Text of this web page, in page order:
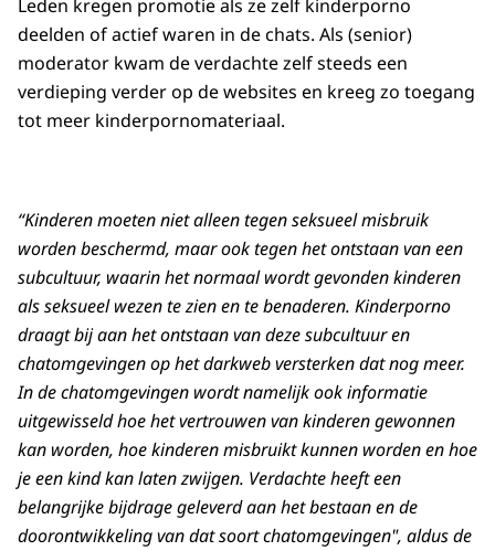
Leden kregen promotie als ze zelf kinderporno
deelden of actief waren in de chats. Als (senior)
moderator kwam de verdachte zelf steeds een
verdieping verder op de websites en kreeg zo toegang
tot meer kinderpornomateriaal.
“Kinderen moeten niet alleen tegen seksueel misbruik
worden beschermd, maar ook tegen het ontstaan van een
subcultuur, waarin het normaal wordt gevonden kinderen
als seksueel wezen te zien en te benaderen. Kinderporno
draagt bij aan het ontstaan van deze subcultuur en
chatomgevingen op het darkweb versterken dat nog meer.
In de chatomgevingen wordt namelijk ook informatie
uitgewisseld hoe het vertrouwen van kinderen gewonnen
kan worden, hoe kinderen misbruikt kunnen worden en hoe
je een kind kan laten zwijgen. Verdachte heeft een
belangrijke bijdrage geleverd aan het bestaan en de
doorontwikkeling van dat soort chatomgevingen", aldus de